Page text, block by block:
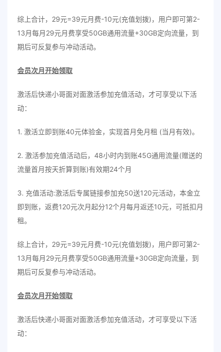
综上合计，29元=39元月费-10元(充值划拨)，用户即可第2-
13月每月29元月费享受50GB通用流量+30GB定向流量，到
期后可反复参与冲动活动。
会员次月开始领取
激活后快递小哥面对面激活参加充值活动，才可享受以下活
动：
1. 激活立即到账40元体验金，实现首月免月租 (当月有效)。
2. 激活参加充值活动后，48小时内到账45G通用流量(赠送的
流量首月按天折算到账)有效期24个月
3. 充值活动:激活后专属链接参加充50送120元活动，本金立
即到账，返费120元次月起分12个月每月返还10元，可抵扣月
租。
综上合计，29元=39元月费-10元(充值划拨)，用户即可第2-
13月每月29元月费享受50GB通用流量+30GB定向流量，到
期后可反复参与冲动活动。
会员次月开始领取
激活后快递小哥面对面激活参加充值活动，才可享受以下活
动：